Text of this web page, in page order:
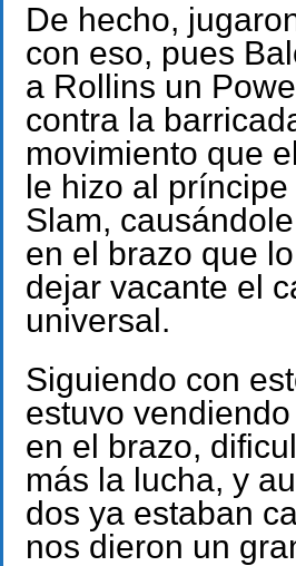
De hecho,
con eso, pues
a Rollins un
contra la
movimiento que
le hizo al
Slam,
en el brazo que
dejar vacante el
universal.
Siguiendo con
estuvo
en el brazo,
más la lucha, y
dos ya estaban
nos dieron un